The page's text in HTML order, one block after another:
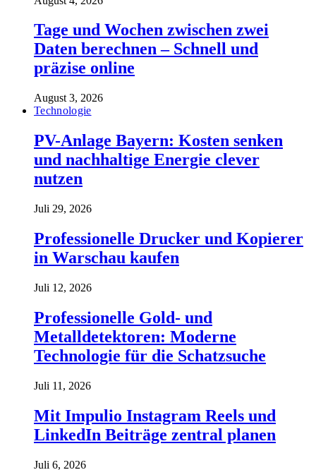
Tage und Wochen zwischen zwei
Daten berechnen – Schnell und
präzise online
August 3, 2026
Technologie
PV-Anlage Bayern: Kosten senken
und nachhaltige Energie clever
nutzen
Juli 29, 2026
Professionelle Drucker und Kopierer
in Warschau kaufen
Juli 12, 2026
Professionelle Gold- und
Metalldetektoren: Moderne
Technologie für die Schatzsuche
Juli 11, 2026
Mit Impulio Instagram Reels und
LinkedIn Beiträge zentral planen
Juli 6, 2026